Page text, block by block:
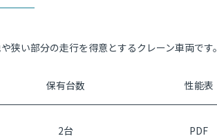
い部分の走行を得意とするクレーン車両です。
保有台数 性能表
2台 PDF